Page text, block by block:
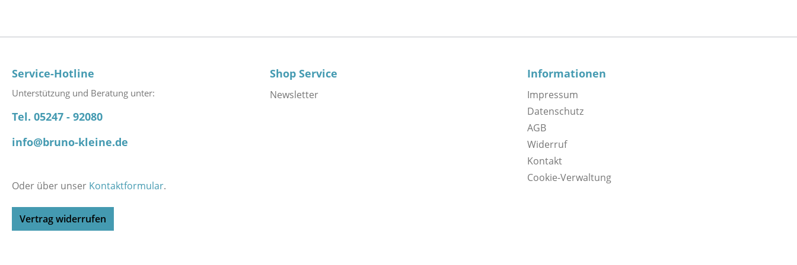
Service-Hotline
Unterstützung und Beratung unter:
Tel. 05247 - 92080
info@bruno-kleine.de
Oder über unser Kontaktformular.
Vertrag widerrufen
Shop Service
Newsletter
Informationen
Impressum
Datenschutz
AGB
Widerruf
Kontakt
Cookie-Verwaltung